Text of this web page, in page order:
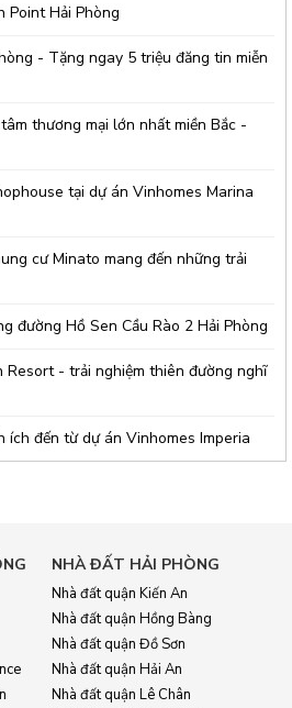
Không khí hội thảo tại đây rất
Point Hải Phòng
- Tặng ngay 5 triệu đăng tin miễn
thương mại lớn nhất miền Bắc -
tại dự án Vinhomes Marina
cư Minato mang đến những trải
đường Hồ Sen Cầu Rào 2 Hải Phòng
Resort - trải nghiệm thiên đường nghĩ
ích đến từ dự án Vinhomes Imperia
NHÀ ĐẤT HẢI PHÒNG
Nhà đất quận Kiến An
Nhà đất quận Hồng Bàng
Nhà đất quận Đồ Sơn
Nhà đất quận Hải An
Nhà đất quận Lê Chân